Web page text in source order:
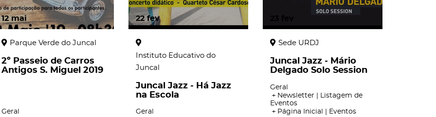
12 mai
Parque Verde do Juncal
2º Passeio de Carros
Antigos S. Miguel 2019
Geral
22 fev
Instituto Educativo do
Juncal
Juncal Jazz - Há Jazz
na Escola
Geral
Sede URDJ
Juncal Jazz - Mário
Delgado Solo Session
Geral
Newsletter | Listagem de
Eventos
Página Inicial | Eventos